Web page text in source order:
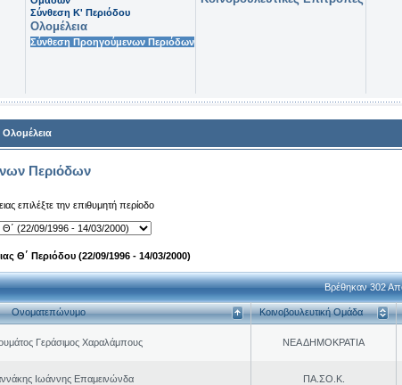
Σύνθεση K' Περιόδου
Ολομέλεια
Σύνθεση Προηγούμενων Περιόδων
Ολομέλεια
Περιόδων
επιλέξτε την επιθυμητή περίοδο
Θ΄ Περιόδου (22/09/1996 - 14/03/2000)
Βρέθηκαν 302
Ονοματεπώνυμο Κοινοβουλευτική Ομάδα
Γεράσιμος Χαραλάμπους ΝΕΑ ΔΗΜΟΚΡΑΤΙΑ
Ιωάννης Επαμεινώνδα ΠΑ.ΣΟ.Κ.